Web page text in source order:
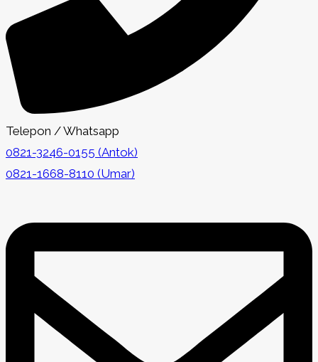
Telepon / Whatsapp
0821-3246-0155 (Antok)
0821-1668-8110 (Umar)